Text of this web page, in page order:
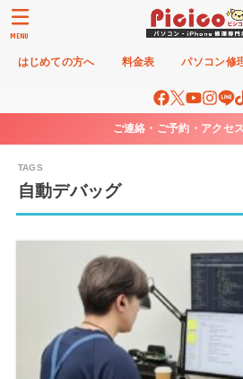
はじめての方へ 料金表 パソコン修
MENU
ご連絡・ご予約・アクセ
自動デバッグ